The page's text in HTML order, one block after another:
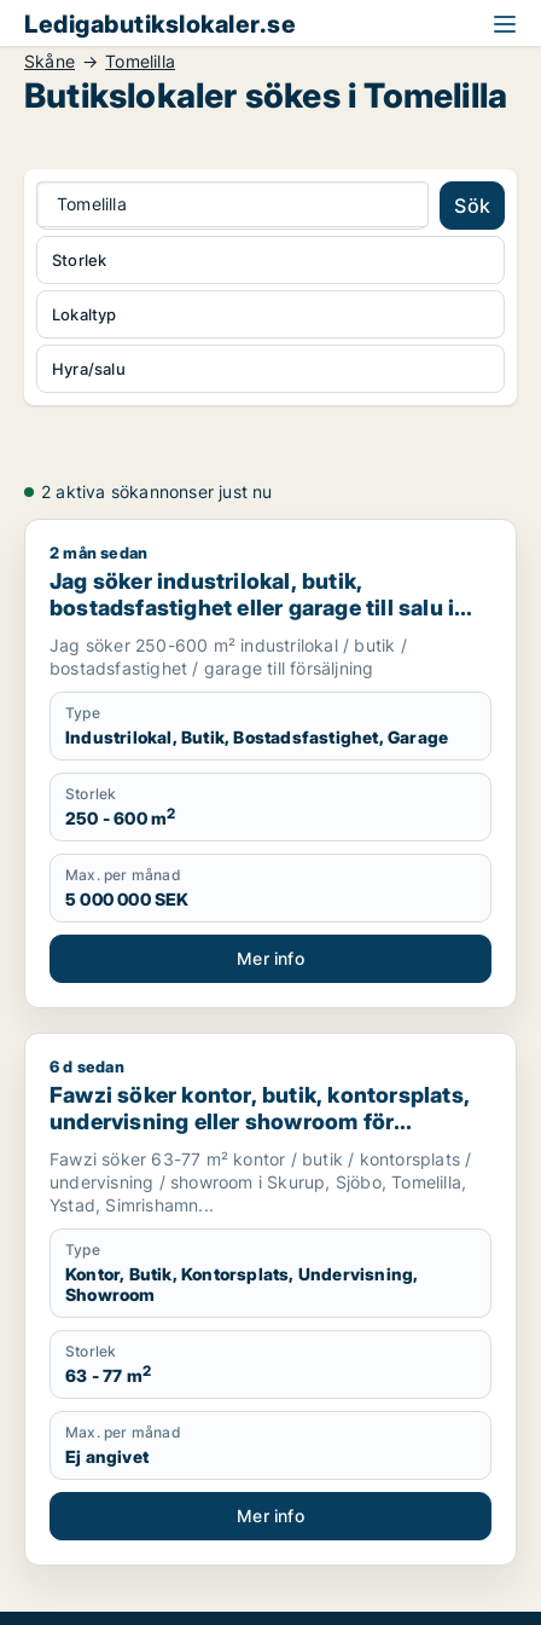
Ledigabutikslokaler.se
Skåne Tomelilla
Butikslokaler sökes i Tomelilla
Tomelilla Sök
Lokaltyp
Hyra/salu
Storlek
2 aktiva sökannonser just nu
Jag söker industrilokal, butik, bostadsfastighet eller garage
2 mån sedan
Jag söker industrilokal, butik,
bostadsfastighet eller garage till salu i
Skåne
Jag söker 250-600 m² industrilokal / butik /
bostadsfastighet / garage till försäljning
Type
Industrilokal, Butik, Bostadsfastighet, Garage
Storlek
250 - 600 m2
Max. per månad
5 000 000 SEK
Mer info
Fawzi söker kontor, butik, kontorsplats, undervisning eller
6 d sedan
Fawzi söker kontor, butik, kontorsplats,
undervisning eller showroom för
uthyrning i Skurup, Sjöbo eller Tomelilla
m.fl.
Fawzi söker 63-77 m² kontor / butik / kontorsplats /
undervisning / showroom i Skurup, Sjöbo, Tomelilla,
Ystad, Simrishamn...
Type
Kontor, Butik, Kontorsplats, Undervisning,
Showroom
Storlek
63 - 77 m2
Max. per månad
Ej angivet
Mer info